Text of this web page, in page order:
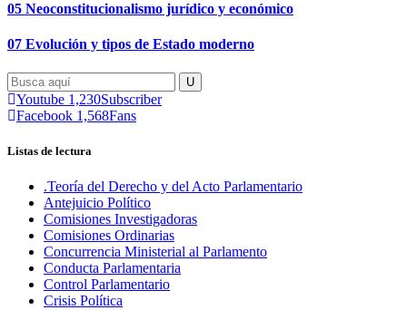
05 Neoconstitucionalismo jurídico y económico
07 Evolución y tipos de Estado moderno
Youtube 1,230Subscriber
Facebook 1,568Fans
Listas de lectura
.Teoría del Derecho y del Acto Parlamentario
Antejuicio Político
Comisiones Investigadoras
Comisiones Ordinarias
Concurrencia Ministerial al Parlamento
Conducta Parlamentaria
Control Parlamentario
Crisis Política